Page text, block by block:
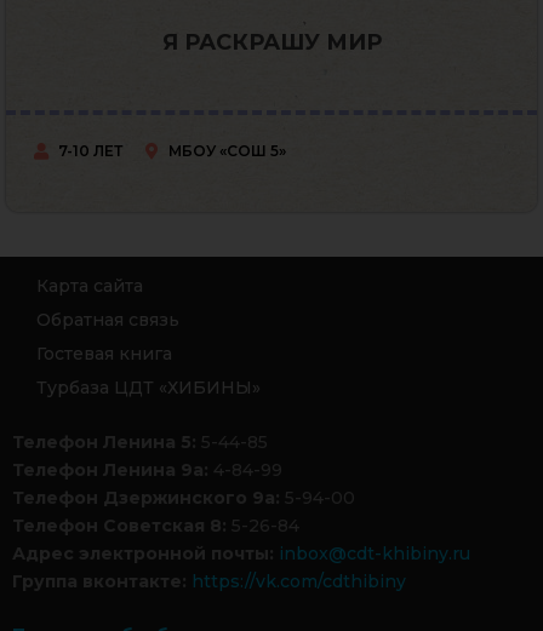
Я РАСКРАШУ МИР
7-10 ЛЕТ МБОУ «СОШ 5»
Карта сайта
Обратная связь
Гостевая книга
Турбаза ЦДТ «ХИБИНЫ»
Телефон Ленина 5: 5-44-85
Телефон Ленина 9а: 4-84-99
Телефон Дзержинского 9а: 5-94-00
Телефон Советская 8: 5-26-84
Адрес электронной почты: inbox@cdt-khibiny.ru
Группа вконтакте: https://vk.com/cdthibiny